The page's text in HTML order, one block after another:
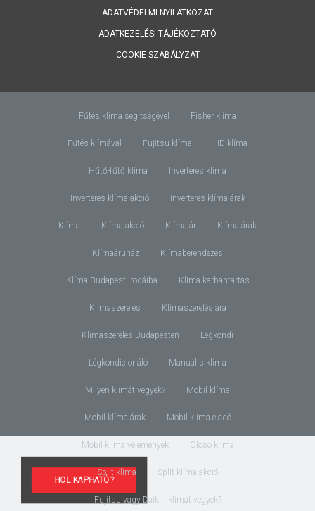
HOL KAPHATÓ?
ADATVÉDELMI NYILATKOZAT
ADATKEZELÉSI TÁJÉKOZTATÓ
COOKIE SZABÁLYZAT
Fűtés klíma segítségével Fisher klíma
Fűtés klímával Fujitsu klíma HD klíma
Hűtő-fűtő klíma Inverteres klíma
Inverteres klíma akció Inverteres klíma árak
Klíma Klíma akció Klíma ár Klíma árak
Klímaáruház Klímaberendezés
Klíma Budapest irodáiba Klíma karbantartás
Klímaszerelés Klímaszerelés ára
Klímaszerelés Budapesten Légkondi
Légkondicionáló Manuális klíma
Milyen klímát vegyek? Mobil klíma
Mobil klíma árak Mobil klíma eladó
Mobil klíma vélemények Olcsó klíma
Split klíma Split klíma akció
Fujitsu vagy Daikin klímát vegyek?